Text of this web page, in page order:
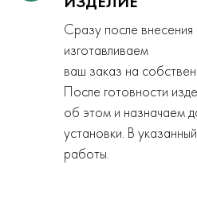
ИЗДЕЛИЕ
Сразу после
изготавливаем
ваш заказ на
После готовности
об этом и назначаем
установки. В
работы.